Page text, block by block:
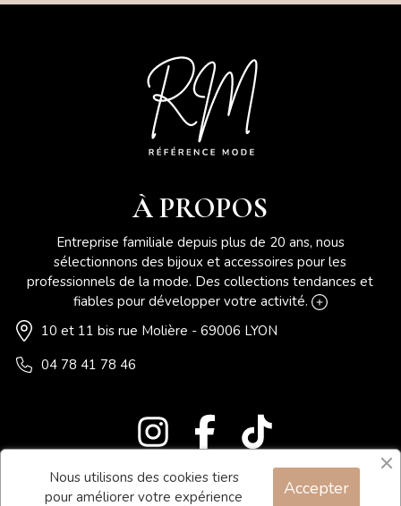
À PROPOS
Entreprise familiale depuis plus de 20 ans, nous
sélectionnons des bijoux et accessoires pour les
professionnels de la mode. Des collections tendances et
fiables pour développer votre activité.
10 et 11 bis rue Molière - 69006 LYON
04 78 41 78 46
Blog
Nous utilisons des cookies tiers
pour améliorer votre expérience
Accepter